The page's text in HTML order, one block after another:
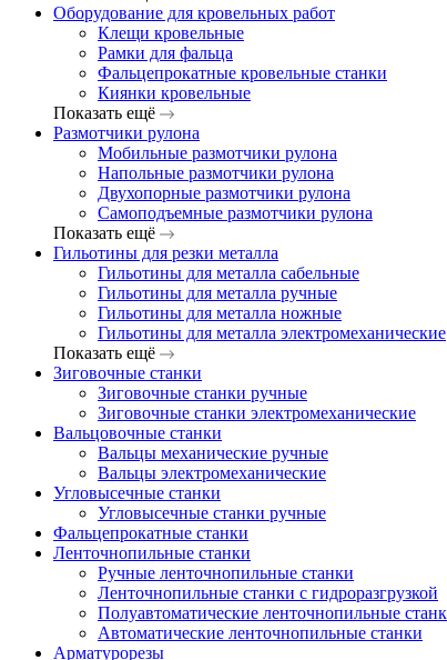
Оборудование для кровельных работ
Клещи кровельные
Рамки для фальца
Фальцепрокатные кровельные станки
Киянки кровельные
Показать ещё
Размотчики рулона
Мобильные размотчики рулона
Напольные размотчики рулона
Двухопорные размотчики рулона
Самоподъемные размотчики рулона
Показать ещё
Гильотины для резки металла
Гильотины для металла сабельные
Гильотины для металла ручные
Гильотины для металла ножные
Гильотины для металла электромеханические
Показать ещё
Зиговочные станки
Зиговочные станки ручные
Зиговочные станки электромеханические
Вальцовочные станки
Вальцы механические ручные
Вальцы электромеханические
Угловысечные станки
Угловысечные станки ручные
Фальцепрокатные станки
Ленточнопильные станки
Ручные ленточнопильные станки
Ленточнопильные станки с гидроразгрузкой
Полуавтоматические ленточнопильные
Автоматические ленточнопильные станки
Арматурорезы